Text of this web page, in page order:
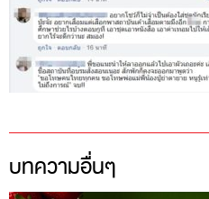
บทความอื่นๆ